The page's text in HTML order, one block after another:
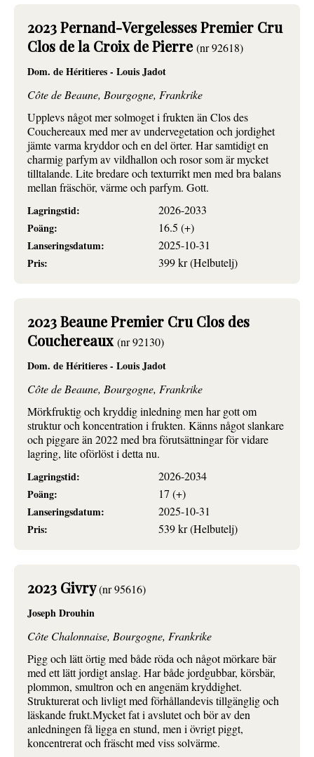
2023 Pernand-Vergelesses Premier Cru
Clos de la Croix de Pierre (nr 92618)
Dom. de Héritieres - Louis Jadot
Côte de Beaune, Bourgogne, Frankrike
Upplevs något mer solmoget i frukten än Clos des
Couchereaux med mer av undervegetation och jordighet
jämte varma kryddor och en del örter. Har samtidigt en
charmig parfym av vildhallon och rosor som är mycket
tilltalande. Lite bredare och texturrikt men med bra balans
mellan fräschör, värme och parfym. Gott.
Lagringstid:
2026-2033
Poäng:
16.5 (+)
Lanseringsdatum:
2025-10-31
Pris:
399 kr (Helbutelj)
2023 Beaune Premier Cru Clos des
Couchereaux (nr 92130)
Dom. de Héritieres - Louis Jadot
Côte de Beaune, Bourgogne, Frankrike
Mörkfruktig och kryddig inledning men har gott om
struktur och koncentration i frukten. Känns något slankare
och piggare än 2022 med bra förutsättningar för vidare
lagring, lite oförlöst i detta nu.
Lagringstid:
2026-2034
Poäng:
17 (+)
Lanseringsdatum:
2025-10-31
Pris:
539 kr (Helbutelj)
2023 Givry(nr 95616)
Joseph Drouhin
Côte Chalonnaise, Bourgogne, Frankrike
Pigg och lätt örtig med både röda och något mörkare bär
med ett lätt jordigt anslag. Har både jordgubbar, körsbär,
plommon, smultron och en angenäm kryddighet.
Strukturerat och livligt med förhållandevis tillgänglig och
läskande frukt.Mycket fat i avslutet och bör av den
anledningen få ligga en stund, men i övrigt piggt,
koncentrerat och fräscht med viss solvärme.